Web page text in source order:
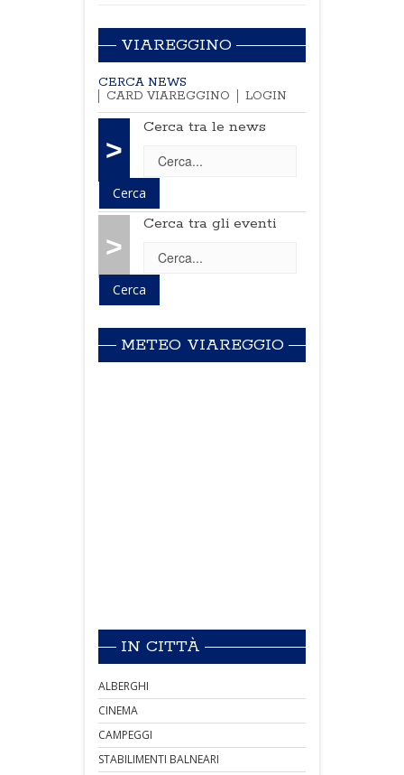
VIAREGGINO
CERCA NEWS
CARD VIAREGGINO
LOGIN
>
Cerca tra le news
>
Cerca tra gli eventi
METEO VIAREGGIO
IN CITTÀ
ALBERGHI
CINEMA
CAMPEGGI
STABILIMENTI BALNEARI